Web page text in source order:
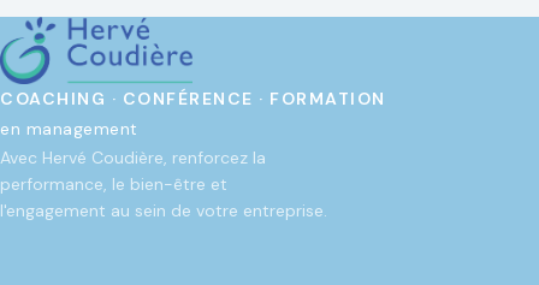
COACHING · CONFÉRENCE · FORMATION
en management
Avec Hervé Coudière, renforcez la
performance, le bien-être et
l'engagement au sein de votre entreprise.